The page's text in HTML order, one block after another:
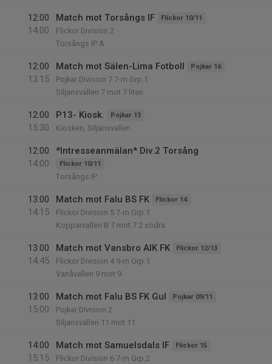
12:00
14:00
Match mot Torsångs IF Flickor 10/11
Flickor Division 2
Torsångs IP A
12:00
13:15
Match mot Sälen-Lima Fotboll Pojkar 16
Pojkar Division 7 7-m Grp.1
Siljansvallen 7 mot 7 liten
12:00
15:30
P13- Kiosk. Pojkar 13
Kiosken, Siljansvallen.
12:00
14:00
*Intresseanmälan* Div.2 Torsång
Flickor 10/11
Torsångs IP
13:00
14:15
Match mot Falu BS FK Flickor 14
Flickor Division 5 7-m Grp.1
Kopparvallen B 7 mot 7 2 södra
13:00
14:45
Match mot Vansbro AIK FK Flickor 12/13
Flickor Division 4 9-m Grp.1
Vanåvallen 9 mot 9
13:00
15:00
Match mot Falu BS FK Gul Pojkar 09/11
Pojkar Division 2
Siljansvallen 11 mot 11
14:00
15:15
Match mot Samuelsdals IF Flickor 15
Flickor Division 6 7-m Grp.2